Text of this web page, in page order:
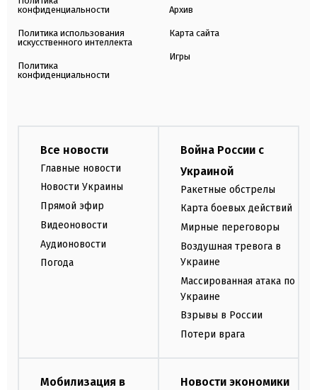
конфиденциальности
Политика использования
искусственного интеллекта
Политика
конфиденциальности
Архив
Карта сайта
Игры
Все новости
Главные новости
Новости Украины
Прямой эфир
Видеоновости
Аудионовости
Погода
Война России с
Украиной
Ракетные обстрелы
Карта боевых действий
Мирные переговоры
Воздушная тревога в
Украине
Массированная атака по
Украине
Взрывы в России
Потери врага
Мобилизация в
Новости экономики